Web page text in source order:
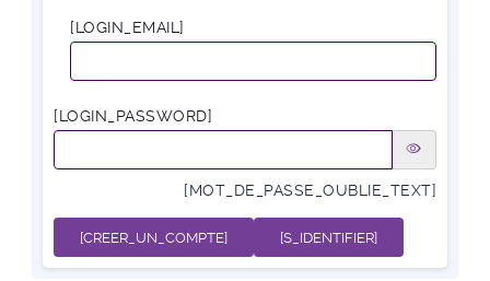
[LOGIN_EMAIL]
[LOGIN_PASSWORD]
[MOT_DE_PASSE_OUBLIE_TEXT]
[CREER_UN_COMPTE] [S_IDENTIFIER]